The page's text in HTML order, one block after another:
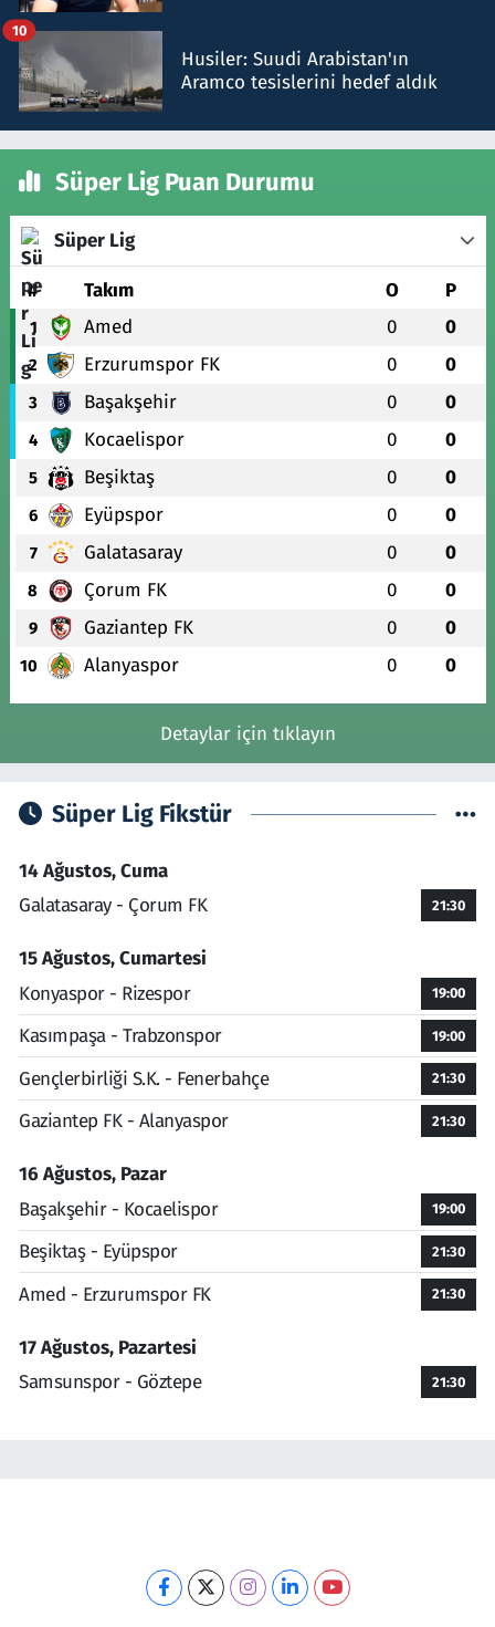
Husiler: Suudi Arabistan'ın
Aramco tesislerini hedef aldık
10
Süper Lig Puan Durumu
Süper Lig
# Takım O P
1 Amed 0 0
2 Erzurumspor FK 0 0
3 Başakşehir 0 0
4 Kocaelispor 0 0
5 Beşiktaş 0 0
6 Eyüpspor 0 0
7 Galatasaray 0 0
8 Çorum FK 0 0
9 Gaziantep FK 0 0
10 Alanyaspor 0 0
Detaylar için tıklayın
Süper Lig Fikstür
14 Ağustos, Cuma
Galatasaray - Çorum FK
21:30
15 Ağustos, Cumartesi
Konyaspor - Rizespor
19:00
Kasımpaşa - Trabzonspor 19:00
Gençlerbirliği S.K. - Fenerbahçe 21:30
Gaziantep FK - Alanyaspor 21:30
16 Ağustos, Pazar
Başakşehir - Kocaelispor
19:00
Beşiktaş - Eyüpspor 21:30
Amed - Erzurumspor FK 21:30
17 Ağustos, Pazartesi
Samsunspor - Göztepe
21:30